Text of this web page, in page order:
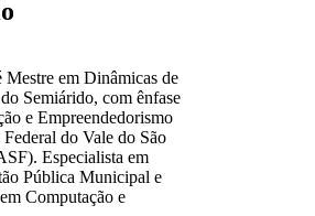
em Dinâmicas de
Semiárido, com ênfase
e Empreendedorismo
do Vale do São
Especialista em
Pública Municipal e
Computação e